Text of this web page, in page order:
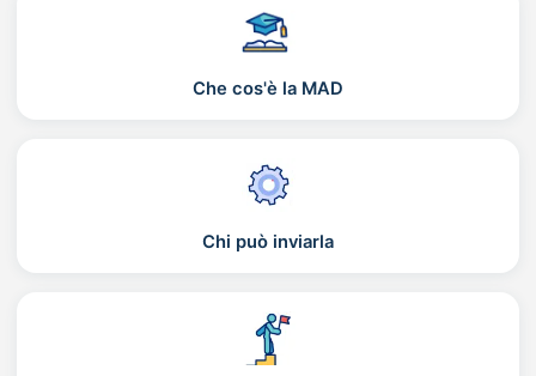
Che cos'è la MAD
Chi può inviarla